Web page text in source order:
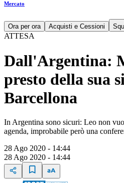
Mercato
Ora per ora Acquisti e Cessioni
ATTESA
Dall'Argentina:
presto della sua
Barcellona
In Argentina sono sicuri: Leo non
agenda, improbabile però una
28 Ago 2020 - 14:44
28 Ago 2020 - 14:44